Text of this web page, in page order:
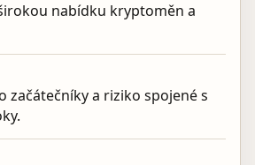
nabídku kryptoměn a
začátečníky a riziko spojené s